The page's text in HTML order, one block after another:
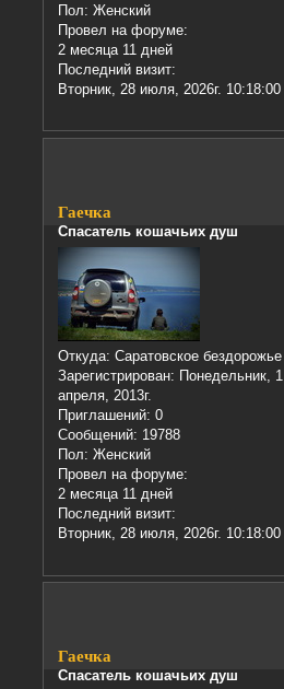
Пол: Женский
Провел на форуме:
2 месяца 11 дней
Последний визит:
Вторник, 28 июля, 2026г. 10:18:00
Гаечка
Спасатель кошачьих душ
Откуда: Саратовское бездорожье
Зарегистрирован: Понедельник, 1
апреля, 2013г.
Приглашений: 0
Сообщений: 19788
Пол: Женский
Провел на форуме:
2 месяца 11 дней
Последний визит:
Вторник, 28 июля, 2026г. 10:18:00
Гаечка
Спасатель кошачьих душ